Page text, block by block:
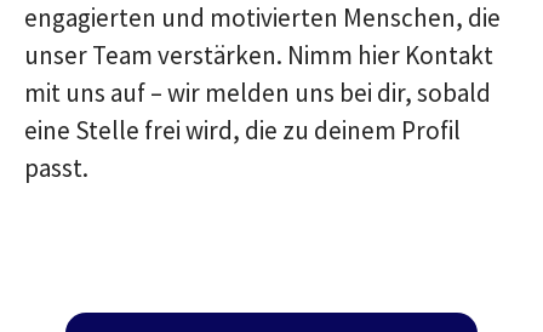
engagierten und motivierten Menschen, die
unser Team verstärken. Nimm hier Kontakt
mit uns auf – wir melden uns bei dir, sobald
eine Stelle frei wird, die zu deinem Profil
passt.